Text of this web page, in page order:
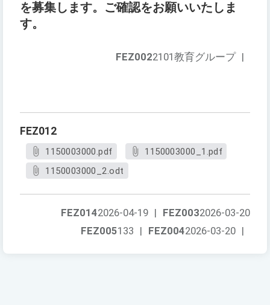
を募集します。ご確認をお願いいたしま
す。
FEZ0022101教育グループ |
FEZ012
1150003000.pdf
1150003000_1.pdf
1150003000_2.odt
FEZ0032026-03-20
FEZ0142026-04-19 |
FEZ0042026-03-20 |
FEZ005133 |